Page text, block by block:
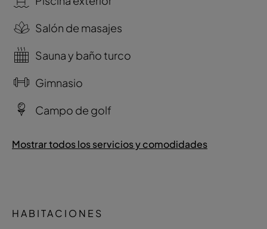
Salón de masajes
Sauna y baño turco
Gimnasio
Campo de golf
Mostrar todos los servicios y comodidades
HABITACIONES